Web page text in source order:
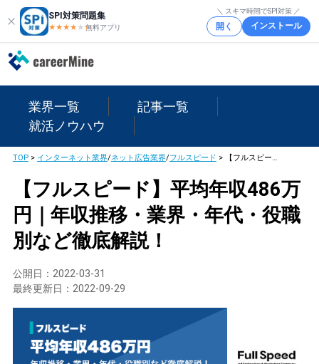
SPI対策問題集
★★★★ ★★
無料アプリ
＼ スキマ時間でSPI対策 ／
開く インストール
業界一覧
記事一覧
就活ノウハウ
TOP> インターネット業界/ネット広告業界/フルスピード > 【フルスピード】平均年収486万円｜年収推移・業界・年代・役職別など徹底解説！
【フルスピード】平均年収486万
円｜年収推移・業界・年代・役職
別など徹底解説！
公開日： 2022-03-31
最終更新日： 2022-09-29